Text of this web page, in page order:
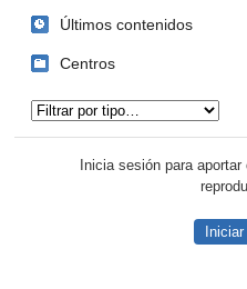
Últimos contenidos
Centros
Inicia sesión para